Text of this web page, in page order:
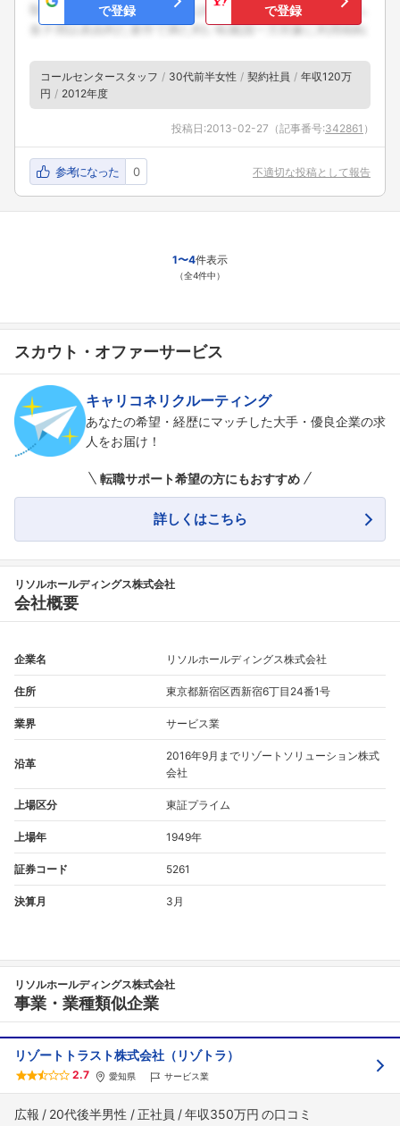
フォローしました
こちらの企業もフォローしませんか？
で登録 で登録
コールセンタースタッフ 30代前半女性 契約社員
年収120万
円
2012年度
投稿日:2013-02-27 （記事番号:342861 ）
参考になった 0 不適切な投稿として報告
1〜4件表示
（全4件中）
スカウト・オファーサービス
キャリコネリクルーティング
あなたの希望・経歴にマッチした大手・優良企業の求
人をお届け！
転職サポート希望の方にもおすすめ
詳しくはこちら
リソルホールディングス株式会社
会社概要
企業名 リソルホールディングス株式会社
住所 東京都新宿区西新宿6丁目24番1号
業界 サービス業
沿革
2016年9月までリゾートソリューション株式
会社
上場区分 東証プライム
上場年 1949年
証券コード 5261
決算月 3月
リソルホールディングス株式会社
事業・業種類似企業
リゾートトラスト株式会社（リゾトラ）
2.7 愛知県 サービス業
広報 20代後半男性 正社員 年収350万円